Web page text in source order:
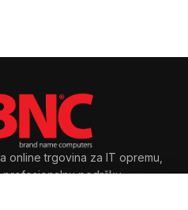
online trgovina za IT opremu,
podršku.